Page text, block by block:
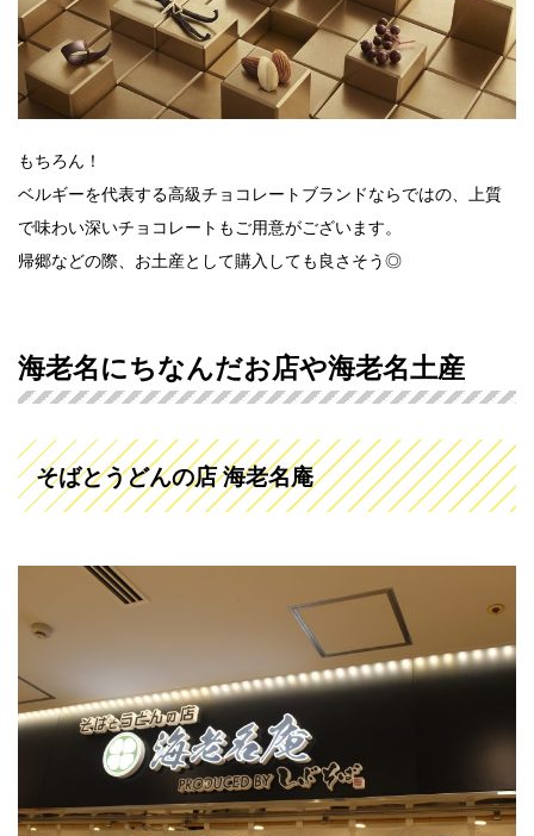
もちろん！
ベルギーを代表する高級チョコレートブランドならではの、上質
で味わい深いチョコレートもご用意がございます。
帰郷などの際、お土産として購入しても良さそう◎
海老名にちなんだお店や海老名土産
そばとうどんの店 海老名庵